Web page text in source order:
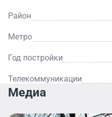
Район
Метро
Год постройки
Телекоммуникации
Медиа